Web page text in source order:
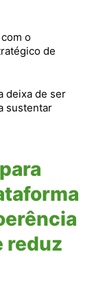
o
de
deixa de ser
sustentar
reduz